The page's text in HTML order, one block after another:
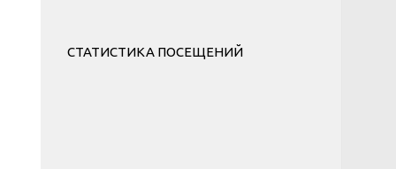
СТАТИСТИКА ПОСЕЩЕНИЙ